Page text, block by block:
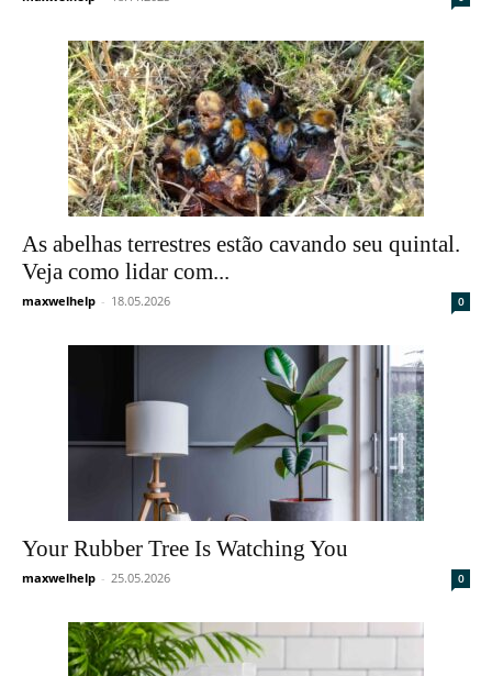
As abelhas terrestres estão cavando seu quintal.
Veja como lidar com...
maxwelhelp - 18.05.2026 0
Your Rubber Tree Is Watching You
maxwelhelp - 25.05.2026 0